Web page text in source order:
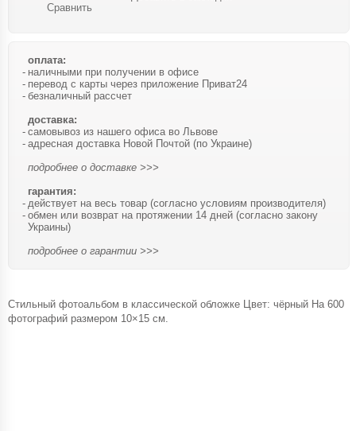
Сравнить
оплата:
наличными при получении в офисе
перевод с карты через приложение Приват24
безналичный рассчет
доставка:
самовывоз из нашего офиса во Львове
адресная доставка Новой Почтой (по Украине)
подробнее о доставке >>>
гарантия:
действует на весь товар (согласно условиям производителя)
обмен или возврат на протяжении 14 дней (согласно закону
Украины)
подробнее о гарантии >>>
Стильный фотоальбом в классической обложке Цвет: чёрный На 600
фотографий размером 10×15 см.